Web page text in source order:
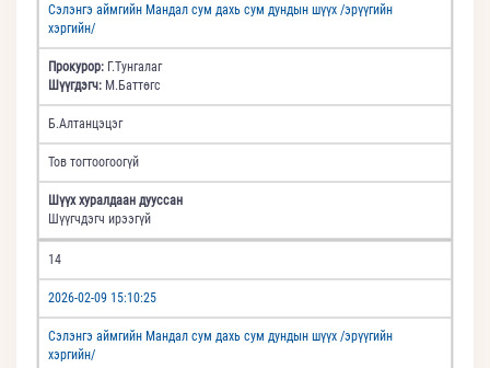
Сэлэнгэ аймгийн Мандал сум дахь сум дундын шүүх /эрүүгийн
хэргийн/
Прокурор: Г.Тунгалаг
Шүүгдэгч: М.Баттөгс
Б.Алтанцэцэг
Тов тогтоогоогүй
Шүүх хуралдаан дууссан
Шүүгчдэгч ирээгүй
14
2026-02-09 15:10:25
Сэлэнгэ аймгийн Мандал сум дахь сум дундын шүүх /эрүүгийн
хэргийн/